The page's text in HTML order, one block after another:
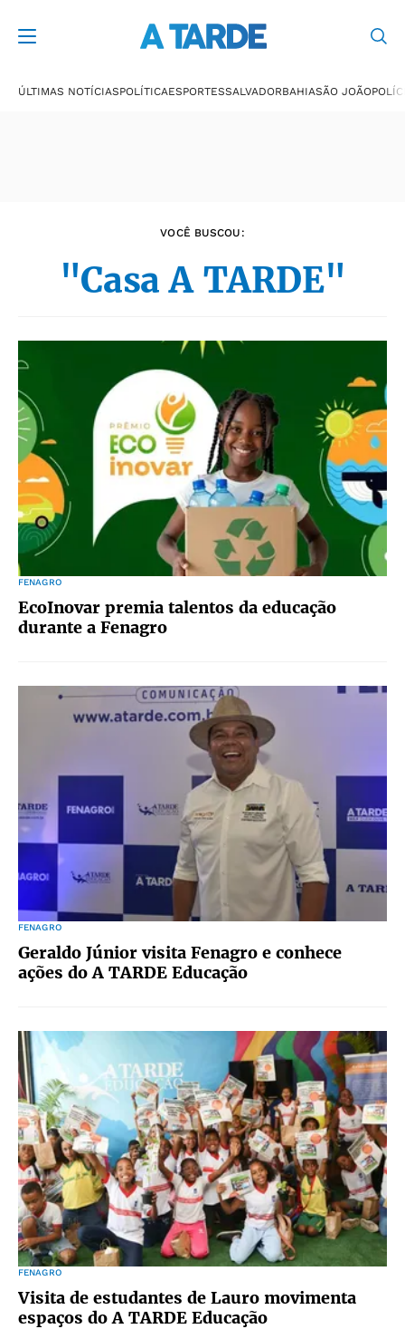
ÚLTIMAS NOTÍCIASPOLÍTICAESPORTESSALVADORBAHIASÃO JOÃO
VOCÊ BUSCOU:
"Casa A TARDE"
FENAGRO
EcoInovar premia talentos da educação
durante a Fenagro
FENAGRO
Geraldo Júnior visita Fenagro e conhece
ações do A TARDE Educação
FENAGRO
Visita de estudantes de Lauro movimenta
espaços do A TARDE Educação